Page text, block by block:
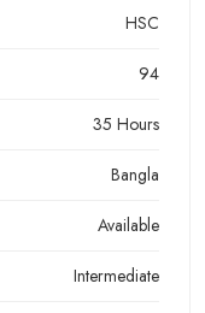
HSC
94
35 Hours
Bangla
Available
Intermediate